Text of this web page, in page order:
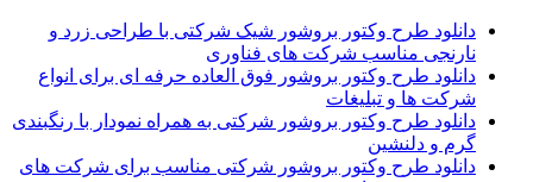
دانلود طرح وکتور بروشور شیک شرکتی با طراحی زرد و
نارنجی مناسب شرکت های فناوری
دانلود طرح وکتور بروشور فوق العاده حرفه ای برای انواع
شرکت ها و تبلیغات
دانلود طرح وکتور بروشور شرکتی به همراه نمودار با رنگبندی
گرم و دلنشین
دانلود طرح وکتور بروشور شرکتی مناسب برای شرکت های